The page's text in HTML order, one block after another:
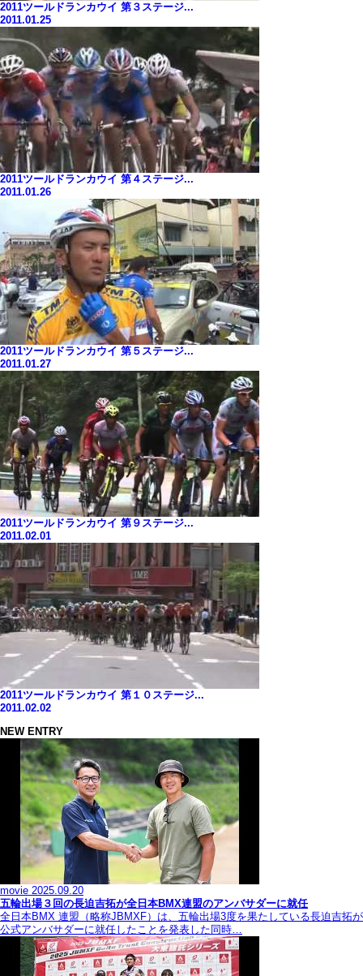
2011ツールドランカウイ 第３ステージ...
2011.01.25
2011ツールドランカウイ 第４ステージ...
2011.01.26
2011ツールドランカウイ 第５ステージ...
2011.01.27
2011ツールドランカウイ 第９ステージ...
2011.02.01
2011ツールドランカウイ 第１０ステージ...
2011.02.02
NEW ENTRY
movie 2025.09.20
五輪出場３回の長迫吉拓が全日本BMX連盟のアンバサダーに就任
全日本BMX 連盟（略称JBMXF）は、五輪出場3度を果たしている長迫吉拓が
公式アンバサダーに就任したことを発表した同時…